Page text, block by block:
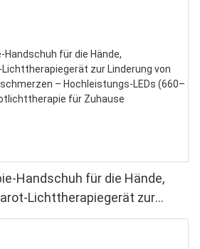
Handschuh für die Hände,
Lichttherapiegerät zur
und Handgelenkschmerzen –